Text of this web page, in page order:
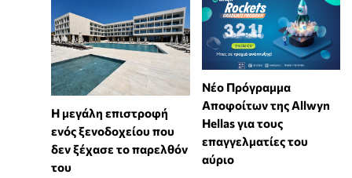
Η μεγάλη επιστροφή
ενός ξενοδοχείου που
δεν ξέχασε το παρελθόν
του
Νέο Πρόγραμμα
Αποφοίτων της Allwyn
Hellas για τους
επαγγελματίες του
αύριο